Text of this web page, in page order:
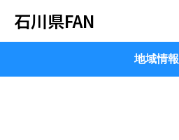
石川県FAN
地域情報